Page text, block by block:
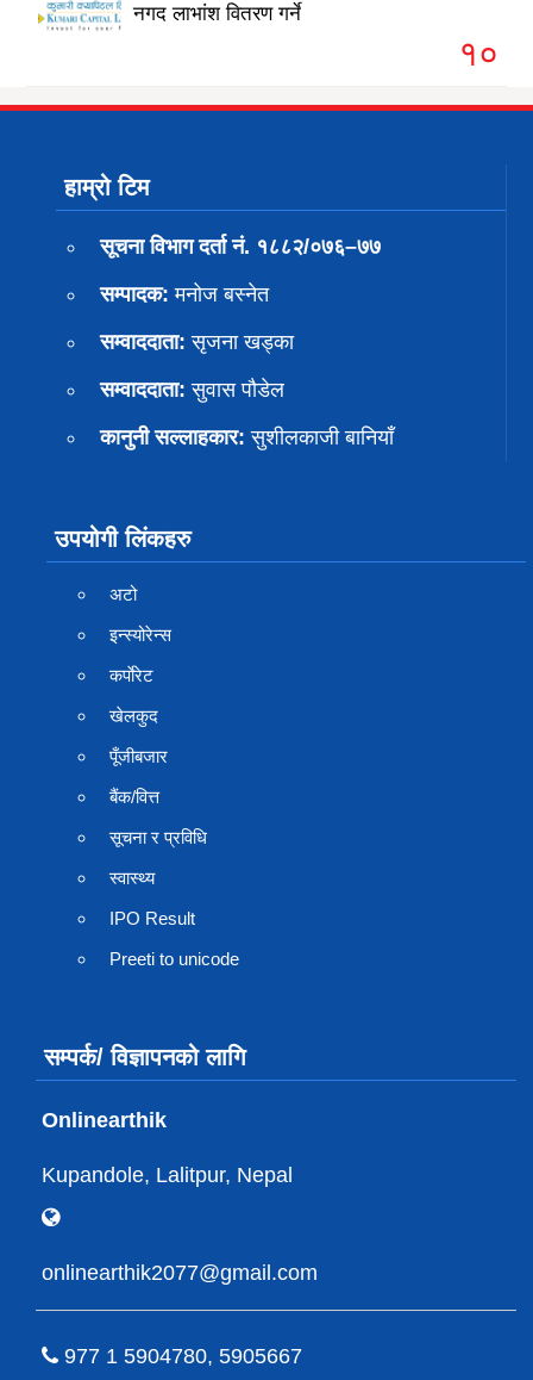
नगद लाभांश वितरण गर्ने
१०
हाम्रो टिम
सूचना विभाग दर्ता नं. १८८२/०७६–७७
सम्पादक: मनोज बस्नेत
सम्वाददाता: सृजना खड्का
सम्वाददाता: सुवास पाैडेल
कानुनी सल्लाहकार: सुशीलकाजी बानियाँ
उपयोगी लिंकहरु
अटो
इन्स्योरेन्स
कर्पाेरेट
खेलकुद
पूँजीबजार
बैंक/वित्त
सूचना र प्रविधि
स्वास्थ्य
IPO Result
Preeti to unicode
सम्पर्क/ विज्ञापनको लागि
Onlinearthik
Kupandole, Lalitpur, Nepal
onlinearthik2077@gmail.com
977 1 5904780, 5905667